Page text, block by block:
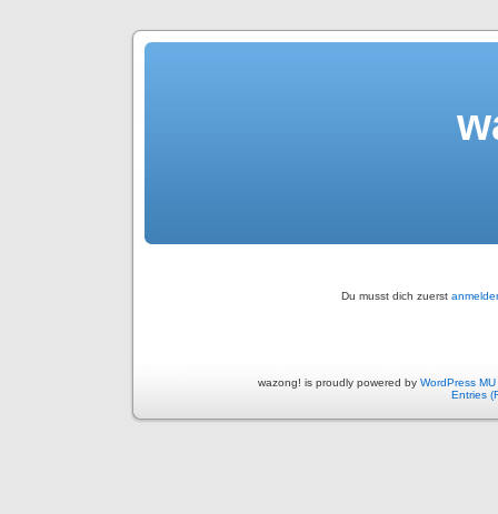
Du musst dich zuerst
wazong! is proudly powered by WordPress MU
Entries